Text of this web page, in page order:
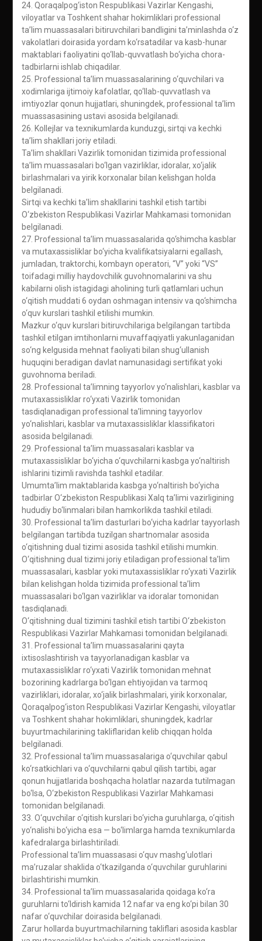
24. Qoraqalpog‘iston Respublikasi Vazirlar Kengashi,
viloyatlar va Toshkent shahar hokimliklari professional
ta’lim muassasalari bitiruvchilari bandligini ta’minlashda o‘z
vakolatlari doirasida yordam ko‘rsatadilar va kasb-hunar
maktablari faoliyatini qo‘llab-quvvatlash bo‘yicha chora-
tadbirlarni ishlab chiqadilar.
25. Professional ta’lim muassasalarining o‘quvchilari va
xodimlariga ijtimoiy kafolatlar, qo‘llab-quvvatlash va
imtiyozlar qonun hujjatlari, shuningdek, professional ta’lim
muassasasining ustavi asosida belgilanadi.
26. Kollejlar va texnikumlarda kunduzgi, sirtqi va kechki
ta’lim shakllari joriy etiladi.
Ta’lim shakllari Vazirlik tomonidan tizimida professional
ta’lim muassasalari bo‘lgan vazirliklar, idoralar, xo‘jalik
birlashmalari va yirik korxonalar bilan kelishgan holda
belgilanadi.
Sirtqi va kechki ta’lim shakllarini tashkil etish tartibi
O‘zbekiston Respublikasi Vazirlar Mahkamasi tomonidan
belgilanadi.
27. Professional ta’lim muassasalarida qo‘shimcha kasblar
va mutaxassisliklar bo‘yicha kvalifikatsiyalarni egallash,
jumladan, traktorchi, kombayn operatori, “V” yoki “VS”
toifadagi milliy haydovchilik guvohnomalarini va shu
kabilarni olish istagidagi aholining turli qatlamlari uchun
o‘qitish muddati 6 oydan oshmagan intensiv va qo‘shimcha
o‘quv kurslari tashkil etilishi mumkin.
Mazkur o‘quv kurslari bitiruvchilariga belgilangan tartibda
tashkil etilgan imtihonlarni muvaffaqiyatli yakunlaganidan
so‘ng kelgusida mehnat faoliyati bilan shug‘ullanish
huquqini beradigan davlat namunasidagi sertifikat yoki
guvohnoma beriladi.
28. Professional ta’limning tayyorlov yo‘nalishlari, kasblar va
mutaxassisliklar ro‘yxati Vazirlik tomonidan
tasdiqlanadigan professional ta’limning tayyorlov
yo‘nalishlari, kasblar va mutaxassisliklar klassifikatori
asosida belgilanadi.
29. Professional ta’lim muassasalari kasblar va
mutaxassisliklar bo‘yicha o‘quvchilarni kasbga yo‘naltirish
ishlarini tizimli ravishda tashkil etadilar.
Umumta’lim maktablarida kasbga yo‘naltirish bo‘yicha
tadbirlar O‘zbekiston Respublikasi Xalq ta’limi vazirligining
hududiy bo‘linmalari bilan hamkorlikda tashkil etiladi.
30. Professional ta’lim dasturlari bo‘yicha kadrlar tayyorlash
belgilangan tartibda tuzilgan shartnomalar asosida
o‘qitishning dual tizimi asosida tashkil etilishi mumkin.
O‘qitishning dual tizimi joriy etiladigan professional ta’lim
muassasalari, kasblar yoki mutaxassisliklar ro‘yxati Vazirlik
bilan kelishgan holda tizimida professional ta’lim
muassasalari bo‘lgan vazirliklar va idoralar tomonidan
tasdiqlanadi.
O‘qitishning dual tizimini tashkil etish tartibi O‘zbekiston
Respublikasi Vazirlar Mahkamasi tomonidan belgilanadi.
31. Professional ta’lim muassasalarini qayta
ixtisoslashtirish va tayyorlanadigan kasblar va
mutaxassisliklar ro‘yxati Vazirlik tomonidan mehnat
bozorining kadrlarga bo‘lgan ehtiyojidan va tarmoq
vazirliklari, idoralar, xo‘jalik birlashmalari, yirik korxonalar,
Qoraqalpog‘iston Respublikasi Vazirlar Kengashi, viloyatlar
va Toshkent shahar hokimliklari, shuningdek, kadrlar
buyurtmachilarining takliflaridan kelib chiqqan holda
belgilanadi.
32. Professional ta’lim muassasalariga o‘quvchilar qabul
ko‘rsatkichlari va o‘quvchilarni qabul qilish tartibi, agar
qonun hujjatlarida boshqacha holatlar nazarda tutilmagan
bo‘lsa, O‘zbekiston Respublikasi Vazirlar Mahkamasi
tomonidan belgilanadi.
33. O‘quvchilar o‘qitish kurslari bo‘yicha guruhlarga, o‘qitish
yo‘nalishi bo‘yicha esa — bo‘limlarga hamda texnikumlarda
kafedralarga birlashtiriladi.
Professional ta’lim muassasasi o‘quv mashg‘ulotlari
ma’ruzalar shaklida o‘tkazilganda o‘quvchilar guruhlarini
birlashtirishi mumkin.
34. Professional ta’lim muassasalarida qoidaga ko‘ra
guruhlarni to‘ldirish kamida 12 nafar va eng ko‘pi bilan 30
nafar o‘quvchilar doirasida belgilanadi.
Zarur hollarda buyurtmachilarning takliflari asosida kasblar